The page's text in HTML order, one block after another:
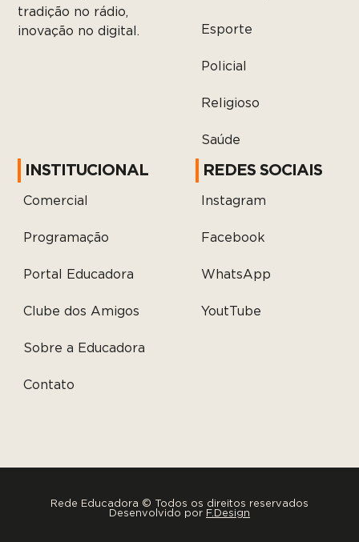
tradição no rádio,
inovação no digital.
Esporte
Policial
Religioso
Saúde
INSTITUCIONAL
Comercial
Programação
Portal Educadora
Clube dos Amigos
Sobre a Educadora
Contato
REDES SOCIAIS
Instagram
Facebook
WhatsApp
YoutTube
Rede Educadora © Todos os direitos reservados
Desenvolvido por F.Design